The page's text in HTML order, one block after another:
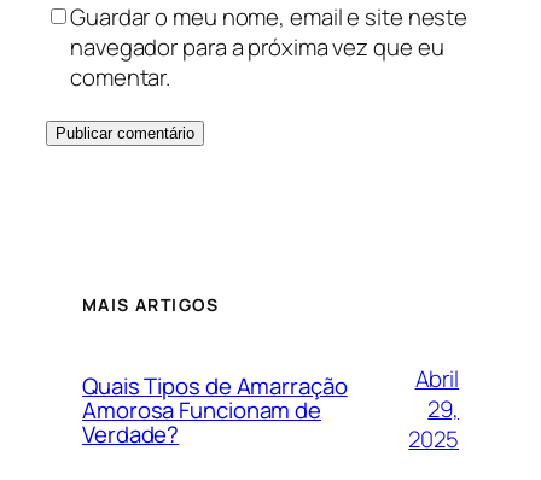
Guardar o meu nome, email e site neste
navegador para a próxima vez que eu
comentar.
MAIS ARTIGOS
Quais Tipos de Amarração
Amorosa Funcionam de
Verdade?
Abril
29,
2025